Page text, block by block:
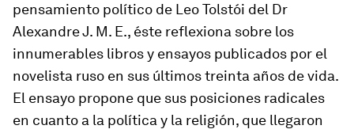
pensamiento político de Leo Tolstói del Dr
Alexandre J. M. E., éste reflexiona sobre los
innumerables libros y ensayos publicados por el
novelista ruso en sus últimos treinta años de vida.
El ensayo propone que sus posiciones radicales
en cuanto a la política y la religión, que llegaron